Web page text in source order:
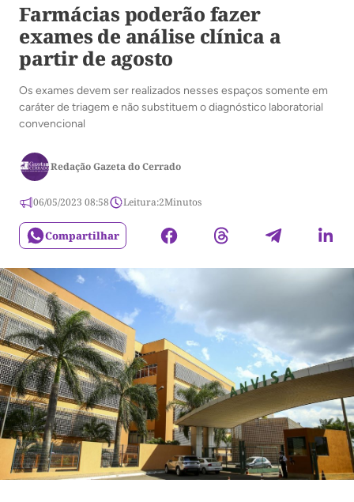
Farmácias poderão fazer
exames de análise clínica a
partir de agosto
Os exames devem ser realizados nesses espaços somente em
caráter de triagem e não substituem o diagnóstico laboratorial
convencional
Redação Gazeta do Cerrado
06/05/2023 08:58 Leitura:2Minutos
Compartilhar